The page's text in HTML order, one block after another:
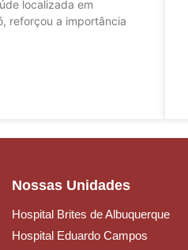
localizada em
reforçou a importância
Nossas Unidades
Hospital Brites de Albuquerque
Hospital Eduardo Campos